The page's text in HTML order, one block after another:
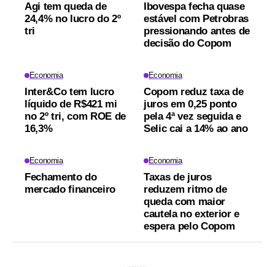
Agi tem queda de
24,4% no lucro do 2º
tri
Ibovespa fecha quase
estável com Petrobras
pressionando antes de
decisão do Copom
Economia
Inter&Co tem lucro
líquido de R$421 mi
no 2º tri, com ROE de
16,3%
Economia
Copom reduz taxa de
juros em 0,25 ponto
pela 4ª vez seguida e
Selic cai a 14% ao ano
Economia
Fechamento do
mercado financeiro
Economia
Taxas de juros
reduzem ritmo de
queda com maior
cautela no exterior e
espera pelo Copom